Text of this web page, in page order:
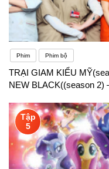
Phim Phim bộ
TRẠI GIAM KIỂU
NEW BLACK((season 2)
Tập
5